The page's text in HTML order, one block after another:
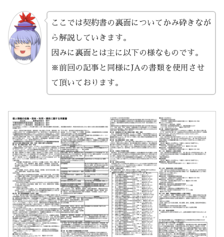
ここでは契約書の裏面についてかみ砕きなが
ら解説していきます。
因みに裏面とは主に以下の様なものです。
※前回の記事と同様にJAの書類を使用させ
て頂いております。